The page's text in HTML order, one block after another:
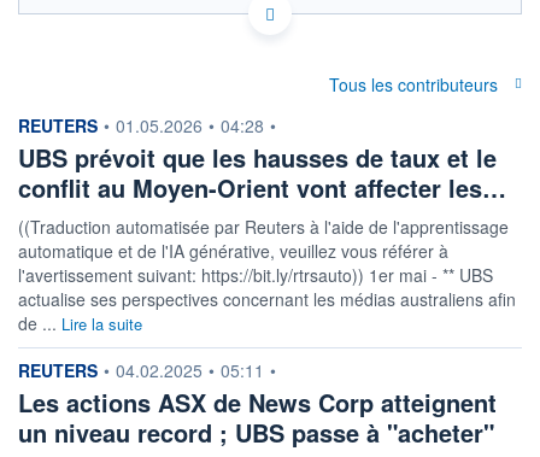
AU000000NWS2 NC0E
OUVERTURE
0,000 28,200
+ HAUT
0,000
+ BAS
0,000
VOLUME
0
CAPITAL ÉCHANGÉ
0,00%
DERNIER ÉCHANGE
06.08.26 / 21:38:35
LIMITE À LA
BAISSE
0,000
LIMITE À LA
RENDEMENT
ESTIMÉ 2026
PER ESTIMÉ
2026
Tous les contributeurs
information fournie par
REUTERS • 01.05.2026 • 04:28 •
UBS prévoit que les hausses de taux et le
conflit au Moyen-Orient vont affecter les…
((Traduction automatisée par Reuters à l'aide de l'apprentissage
automatique et de l'IA générative, veuillez vous référer à
l'avertissement suivant: https://bit.ly/rtrsauto)) 1er mai - ** UBS
actualise ses perspectives concernant les médias australiens afin
de ... Lire la suite
information fournie par
REUTERS • 04.02.2025 • 05:11 •
Les actions ASX de News Corp atteignent
un niveau record ; UBS passe à "acheter"